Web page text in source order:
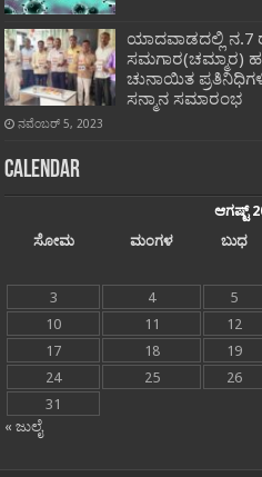
ಯಾದವಾಡದಲ್ಲಿ ನ.7
ಸಮಗಾರ(ಚಮ್ಮಾರ)
ಚುನಾಯಿತ
ಸನ್ಮಾನ ಸಮಾರಂಭ
ನವೆಂಬರ್ 5, 2023
Calendar
ಆಗಷ್ಟ್
ಸೋಮ
ಮಂಗಳ ಬುಧ
3
4 5
10
11 12
17
18 19
24
25 26
31
« ಜುಲೈ